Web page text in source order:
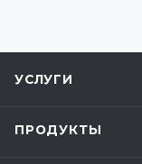
УСЛУГИ
ПРОДУКТЫ